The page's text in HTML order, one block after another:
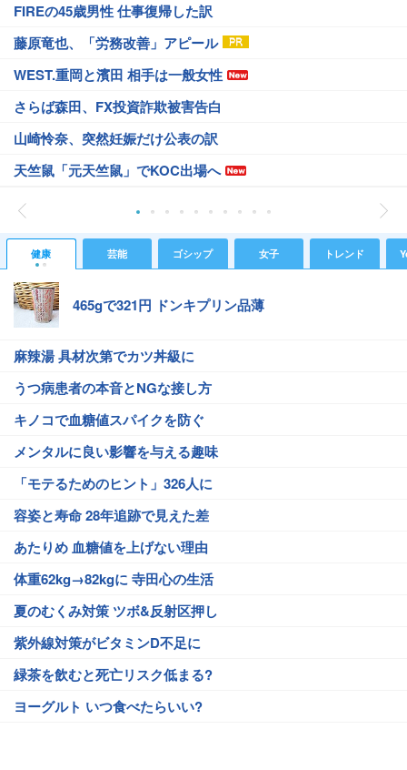
FIREの45歳男性 仕事復帰した訳
藤原竜也、「労務改善」アピール
WEST.重岡と濱田 相手は一般女性
さらば森田、FX投資詐欺被害告白
山崎怜奈、突然妊娠だけ公表の訳
天竺鼠「元天竺鼠」でKOC出場へ
健康 芸能 ゴシップ 女子 トレンド
465gで321円 ドンキプリン品薄
麻辣湯 具材次第でカツ丼級に
うつ病患者の本音とNGな接し方
キノコで血糖値スパイクを防ぐ
メンタルに良い影響を与える趣味
「モテるためのヒント」326人に
容姿と寿命 28年追跡で見えた差
あたりめ 血糖値を上げない理由
体重62kg→82kgに 寺田心の生活
夏のむくみ対策 ツボ&反射区押し
紫外線対策がビタミンD不足に
緑茶を飲むと死亡リスク低まる?
ヨーグルト いつ食べたらいい?